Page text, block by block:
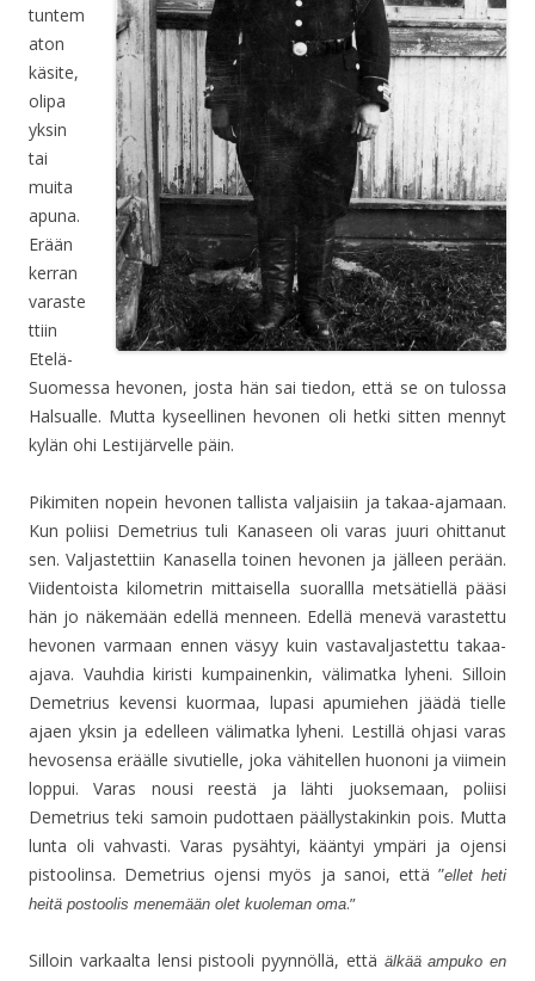
tuntem
aton
käsite,
olipa
yksin
tai
muita
apuna.
Erään
kerran
varaste
ttiin
Etelä-
Suomessa hevonen, josta hän sai tiedon, että se on tulossa
Halsualle. Mutta kyseellinen hevonen oli hetki sitten mennyt
kylän ohi Lestijärvelle päin.
Pikimiten nopein hevonen tallista valjaisiin ja takaa-ajamaan.
Kun poliisi Demetrius tuli Kanaseen oli varas juuri ohittanut
sen. Valjastettiin Kanasella toinen hevonen ja jälleen perään.
Viidentoista kilometrin mittaisella suorallla metsätiellä pääsi
hän jo näkemään edellä menneen. Edellä menevä varastettu
hevonen varmaan ennen väsyy kuin vastavaljastettu takaa-
ajava. Vauhdia kiristi kumpainenkin, välimatka lyheni. Silloin
Demetrius kevensi kuormaa, lupasi apumiehen jäädä tielle
ajaen yksin ja edelleen välimatka lyheni. Lestillä ohjasi varas
hevosensa eräälle sivutielle, joka vähitellen huononi ja viimein
loppui. Varas nousi reestä ja lähti juoksemaan, poliisi
Demetrius teki samoin pudottaen päällystakinkin pois. Mutta
lunta oli vahvasti. Varas pysähtyi, kääntyi ympäri ja ojensi
pistoolinsa. Demetrius ojensi myös ja sanoi, että ”ellet heti
heitä postoolis menemään olet kuoleman oma.”
Silloin varkaalta lensi pistooli pyynnöllä, että älkää ampuko en